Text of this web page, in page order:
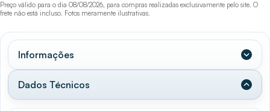
Preço válido para o dia 08/08/2026, para compras realizadas exclusivamente pelo site. O
frete não está incluso. Fotos meramente ilustrativas.
Informações
Dados Técnicos